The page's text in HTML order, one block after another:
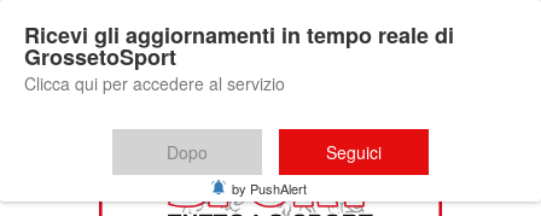
Ricevi gli aggiornamenti in tempo reale di
GrossetoSport
Clicca qui per accedere al servizio
Dopo Seguici
by PushAlert